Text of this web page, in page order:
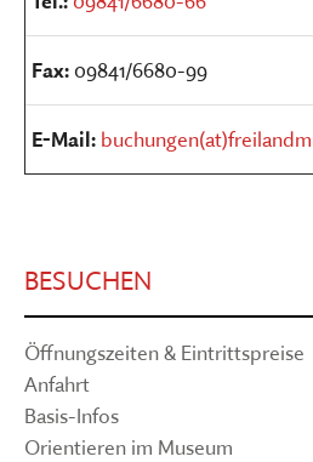
Fax:09841/6680-99
E-Mail:
BESUCHEN
Öffnungszeiten & Eintrittspreise
Anfahrt
Basis-Infos
Orientieren im Museum